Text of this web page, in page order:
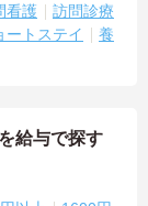
看護
訪問診療
ートステイ
養
給与で探す